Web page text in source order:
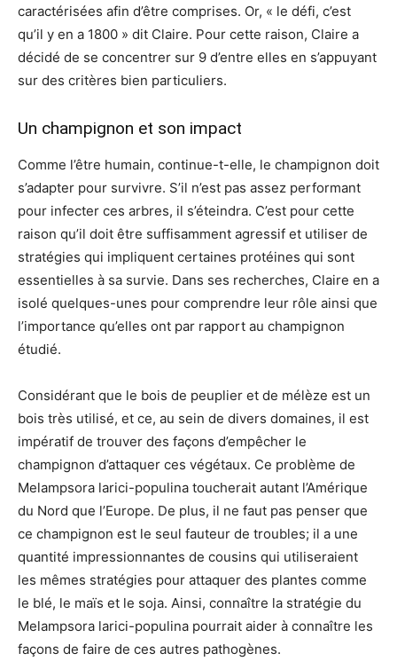
caractérisées afin d’être comprises. Or, « le défi, c’est
qu’il y en a 1800 » dit Claire. Pour cette raison, Claire a
décidé de se concentrer sur 9 d’entre elles en s’appuyant
sur des critères bien particuliers.
Un champignon et son impact
Comme l’être humain, continue-t-elle, le champignon doit
s’adapter pour survivre. S’il n’est pas assez performant
pour infecter ces arbres, il s’éteindra. C’est pour cette
raison qu’il doit être suffisamment agressif et utiliser de
stratégies qui impliquent certaines protéines qui sont
essentielles à sa survie. Dans ses recherches, Claire en a
isolé quelques-unes pour comprendre leur rôle ainsi que
l’importance qu’elles ont par rapport au champignon
étudié.
Considérant que le bois de peuplier et de mélèze est un
bois très utilisé, et ce, au sein de divers domaines, il est
impératif de trouver des façons d’empêcher le
champignon d’attaquer ces végétaux. Ce problème de
Melampsora larici-populina toucherait autant l’Amérique
du Nord que l’Europe. De plus, il ne faut pas penser que
ce champignon est le seul fauteur de troubles; il a une
quantité impressionnantes de cousins qui utiliseraient
les mêmes stratégies pour attaquer des plantes comme
le blé, le maïs et le soja. Ainsi, connaître la stratégie du
Melampsora larici-populina pourrait aider à connaître les
façons de faire de ces autres pathogènes.